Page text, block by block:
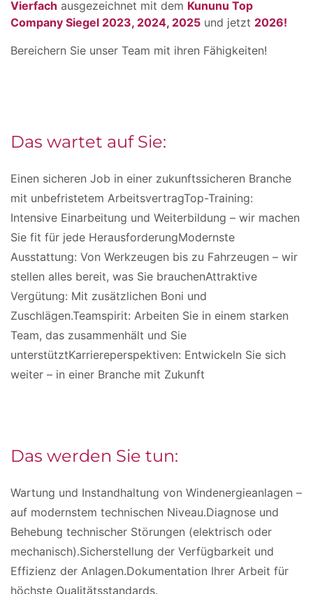
Vierfach ausgezeichnet mit dem Kununu Top
Company Siegel 2023, 2024, 2025 und jetzt 2026!
Bereichern Sie unser Team mit ihren Fähigkeiten!
Das wartet auf Sie:
Einen sicheren Job in einer zukunftssicheren Branche
mit unbefristetem ArbeitsvertragTop-Training:
Intensive Einarbeitung und Weiterbildung – wir machen
Sie fit für jede HerausforderungModernste
Ausstattung: Von Werkzeugen bis zu Fahrzeugen – wir
stellen alles bereit, was Sie brauchenAttraktive
Vergütung: Mit zusätzlichen Boni und
Zuschlägen.Teamspirit: Arbeiten Sie in einem starken
Team, das zusammenhält und Sie
unterstütztKarriereperspektiven: Entwickeln Sie sich
weiter – in einer Branche mit Zukunft
Das werden Sie tun:
Wartung und Instandhaltung von Windenergieanlagen –
auf modernstem technischen Niveau.Diagnose und
Behebung technischer Störungen (elektrisch oder
mechanisch).Sicherstellung der Verfügbarkeit und
Effizienz der Anlagen.Dokumentation Ihrer Arbeit für
höchste Qualitätsstandards.